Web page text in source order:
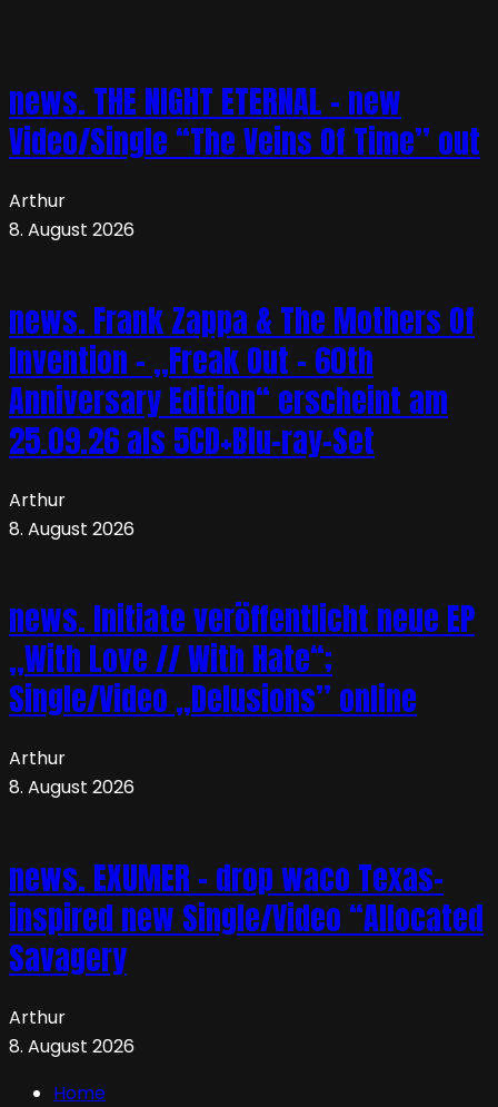
news. THE NIGHT ETERNAL – new
Video/Single “The Veins Of Time” out
Arthur
8. August 2026
news. Frank Zappa & The Mothers Of
Invention – „Freak Out – 60th
Anniversary Edition“ erscheint am
25.09.26 als 5CD+Blu-ray-Set
Arthur
8. August 2026
news. Initiate veröffentlicht neue EP
„With Love // With Hate“;
Single/Video „Delusions” online
Arthur
8. August 2026
news. EXUMER – drop waco Texas-
inspired new Single/Video “Allocated
Savagery
Arthur
8. August 2026
Home